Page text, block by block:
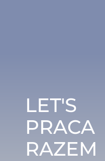
LET'S
PRACA
RAZEM